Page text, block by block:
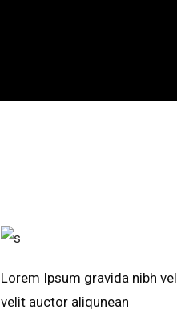
Lorem Ipsum gravida nibh vel
velit auctor aliqunean